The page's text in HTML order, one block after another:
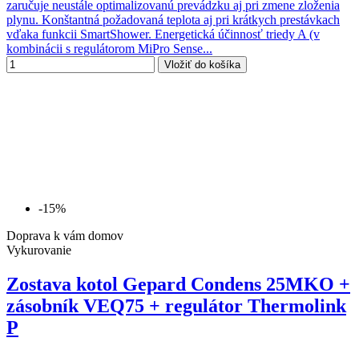
zaručuje neustále optimalizovanú prevádzku aj pri zmene zloženia
plynu. Konštantná požadovaná teplota aj pri krátkych prestávkach
vďaka funkcii SmartShower. Energetická účinnosť triedy A (v
kombinácii s regulátorom MiPro Sense...
Vložiť do košíka
-15%
Doprava k vám domov
Vykurovanie
Zostava kotol Gepard Condens 25MKO +
zásobník VEQ75 + regulátor Thermolink
P